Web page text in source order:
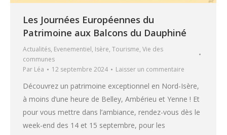
Les Journées Européennes du
Patrimoine aux Balcons du Dauphiné
Actualités, Evenementiel, Isère, Tourisme, Vie des
communes
Par Léa 12 septembre 2024 Laisser un commentaire
Découvrez un patrimoine exceptionnel en Nord-Isère,
à moins d’une heure de Belley, Ambérieu et Yenne ! Et
pour vous mettre dans l’ambiance, rendez-vous dès le
week-end des 14 et 15 septembre, pour les